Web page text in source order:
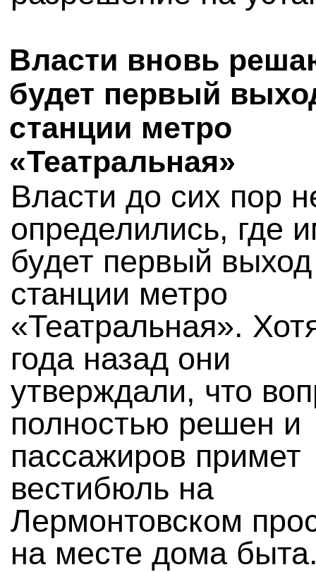
Власти вновь
будет первый
станции метро
«Театральная»
Власти до сих пор
определились, где
будет первый
станции метро
«Театральная».
года назад они
утверждали, что
полностью решен и
пассажиров примет
вестибюль на
Лермонтовском
на месте дома